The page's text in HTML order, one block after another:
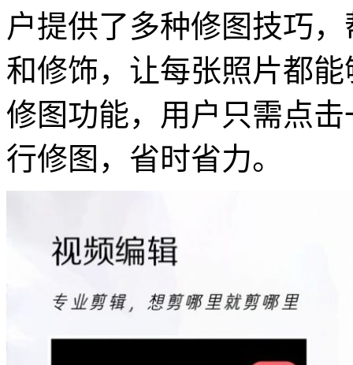
户提供了多种修图技巧
和修饰，让每张照片都
修图功能，用户只需点
行修图，省时省力。